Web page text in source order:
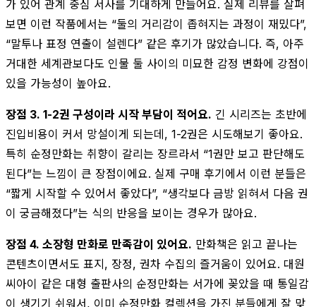
가 있어 관계 중심 서사를 기대하게 만들어요. 실제 리뷰를 살펴
보면 이런 작품에서는 “둘의 거리감이 좁혀지는 과정이 재밌다”,
“말투나 표정 연출이 설렌다” 같은 후기가 많았습니다. 즉, 아주
거대한 세계관보다도 인물 둘 사이의 미묘한 감정 변화에 강점이
있을 가능성이 높아요.
장점 3. 1-2권 구성이라 시작 부담이 적어요. 긴 시리즈는 초반에
진입비용이 커서 망설이게 되는데, 1-2권은 시도해보기 좋아요.
특히 순정만화는 취향이 갈리는 장르라서 “1권만 보고 판단해도
된다”는 느낌이 큰 장점이에요. 실제 구매 후기에서 이런 분들은
“짧게 시작할 수 있어서 좋았다”, “생각보다 금방 읽혀서 다음 권
이 궁금해졌다”는 식의 반응을 보이는 경우가 많아요.
장점 4. 소장형 만화로 만족감이 있어요. 만화책은 읽고 끝나는
콘텐츠이면서도 표지, 장정, 권차 수집의 즐거움이 있어요. 대원
씨아이 같은 대형 출판사의 순정만화는 서가에 꽂았을 때 통일감
이 생기기 쉬워서, 이미 순정만화 컬렉션을 가진 분들에게 잘 맞